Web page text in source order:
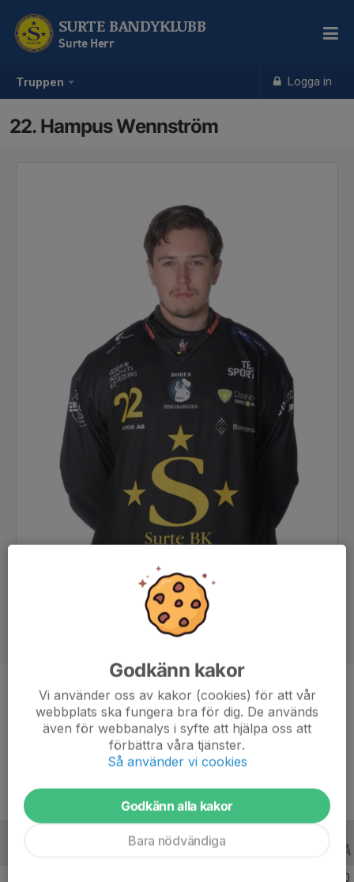
Truppen Logga in
SURTE BANDYKLUBB
Surte Herr
22. Hampus Wennström
Position
Målvakt
Ålder
24 år
Mölndal Bandy, IFK Kungälv, Borås Bandy
0
Godkänn kakor
Vi använder oss av kakor (cookies) för att vår
webbplats ska fungera bra för dig. De används
även för webbanalys i syfte att hjälpa oss att
förbättra våra tjänster.
Så använder vi cookies
Godkänn alla kakor
Bara nödvändiga